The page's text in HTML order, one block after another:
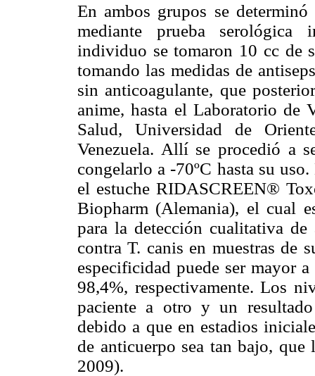
En ambos grupos se
mediante prueba serológica
individuo se tomaron 10 cc de
tomando las medidas de
sin anticoagulante, que
anime, hasta el Laboratorio de
Salud, Universidad de
Venezuela. Allí se procedió a
congelarlo a -70ºC hasta su
el estuche RIDASCREEN®
Biopharm (Alemania), el cual
para la detección cualitativa
contra T. canis en muestras de
especificidad puede ser mayor
98,4%, respectivamente. Los
paciente a otro y un
debido a que en estadios
de anticuerpo sea tan bajo,
2009).